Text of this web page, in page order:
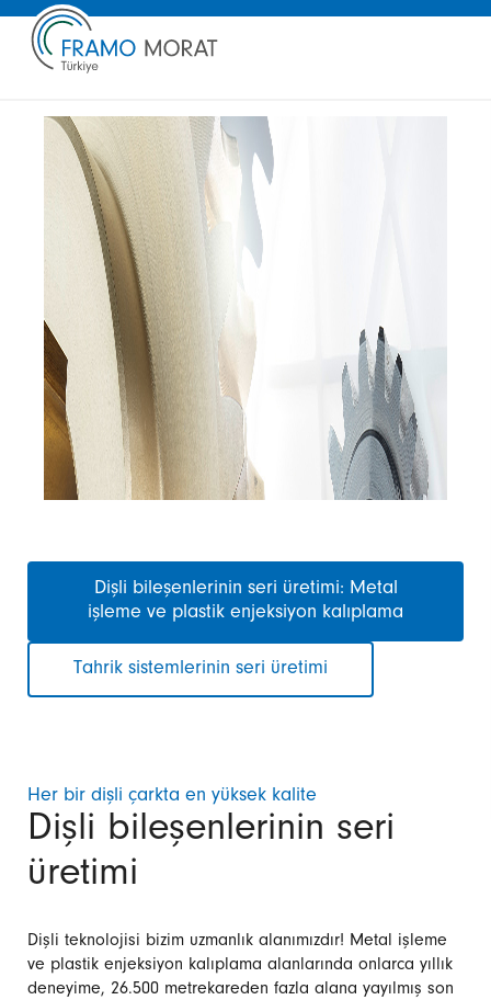
Dişli bileşenlerinin seri üretimi: Metal
işleme ve plastik enjeksiyon kalıplama
Tahrik sistemlerinin seri üretimi
Her bir dişli çarkta en yüksek kalite
Dişli bileşenlerinin seri
üretimi
Dişli teknolojisi bizim uzmanlık alanımızdır! Metal işleme
ve plastik enjeksiyon kalıplama alanlarında onlarca yıllık
deneyime, 26.500 metrekareden fazla alana yayılmış son